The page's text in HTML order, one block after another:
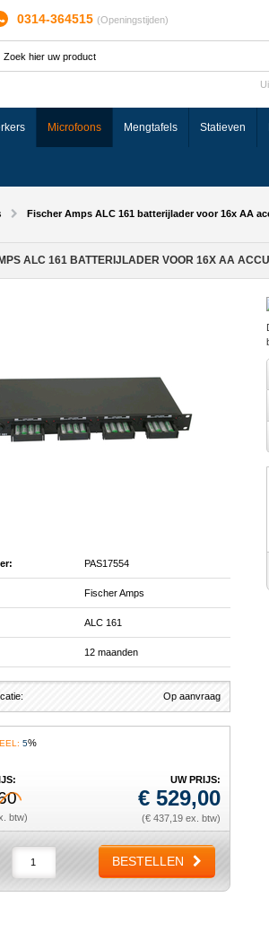
0314-364515 (Openingstijden)
Microfoons Mengtafels Statieven
Fischer Amps ALC 161 batterijlader voor 16x AA
ALC 161 BATTERIJLADER VOOR 16X AA
PAS17554
Fischer Amps
ALC 161
12 maanden
Op aanvraag
5%
btw)
UW PRIJS:
€ 529,00
(€ 437,19 ex. btw)
BESTELLEN